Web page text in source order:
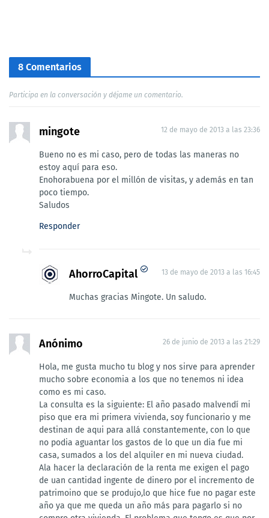
8 Comentarios
Participa en la conversación y déjame un comentario.
mingote 12 de mayo de 2013 a las 23:36
Bueno no es mi caso, pero de todas las maneras no
estoy aquí para eso.
Enohorabuena por el millón de visitas, y además en tan
poco tiempo.
Saludos
Responder
AhorroCapital 13 de mayo de 2013 a las 16:45
Muchas gracias Mingote. Un saludo.
Anónimo 26 de junio de 2013 a las 21:29
Hola, me gusta mucho tu blog y nos sirve para aprender
mucho sobre economia a los que no tenemos ni idea
como es mi caso.
La consulta es la siguiente: El año pasado malvendí mi
piso que era mi primera vivienda, soy funcionario y me
destinan de aqui para allá constantemente, con lo que
no podia aguantar los gastos de lo que un dia fue mi
casa, sumados a los del alquiler en mi nueva ciudad.
Ala hacer la declaración de la renta me exigen el pago
de uan cantidad ingente de dinero por el incremento de
patrimoino que se produjo,lo que hice fue no pagar este
año ya que me queda un año más para pagarlo si no